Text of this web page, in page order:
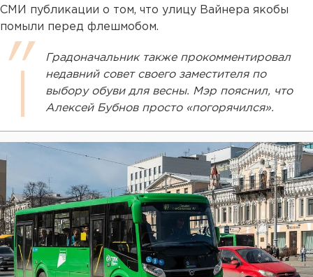
СМИ публикации о том, что улицу Вайнера якобы
помыли перед флешмобом.
Градоначальник также прокомментировал
недавний совет своего заместителя по
выбору обуви для весны. Мэр пояснил, что
Алексей Бубнов просто «погорячился».